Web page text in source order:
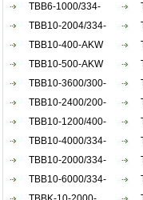
AKW
TBB6-1000/334-
AKW
TBB10-2004/334-
AKW
TBB10-400-AKW
TBB10-500-AKW
AKW
TBB10-3600/300-
AKW
AKW
TBB10-2400/200-
AKW
AKW
TBB10-1200/400-
AKW
AKW
TBB10-4000/334-
AKW
AKW
TBB10-2000/334-
AKW
AKW
TBB10-6000/334-